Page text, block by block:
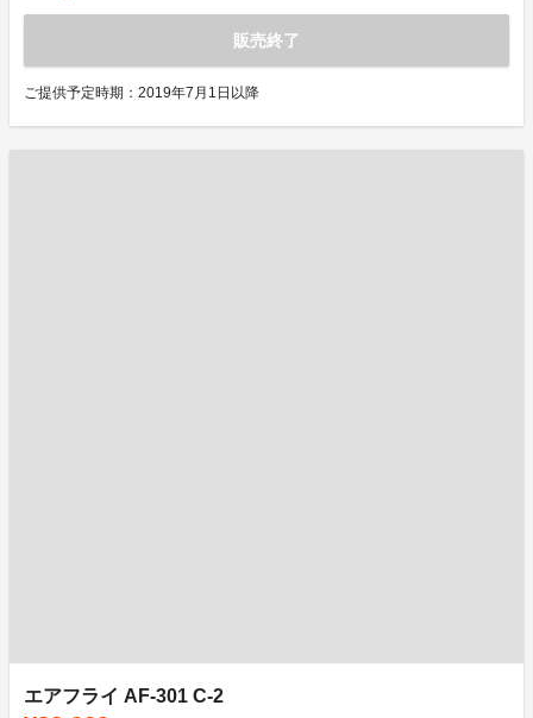
販売終了
ご提供予定時期：2019年7月1日以降
エアフライ AF-301 C-2